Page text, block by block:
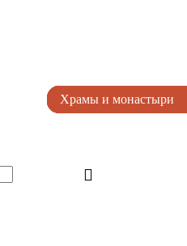
󰍉
Храмы и монастыри
Храмы и монастыри
Храмы и монастыри
Храмы и монастыри
Храмы и монастыри